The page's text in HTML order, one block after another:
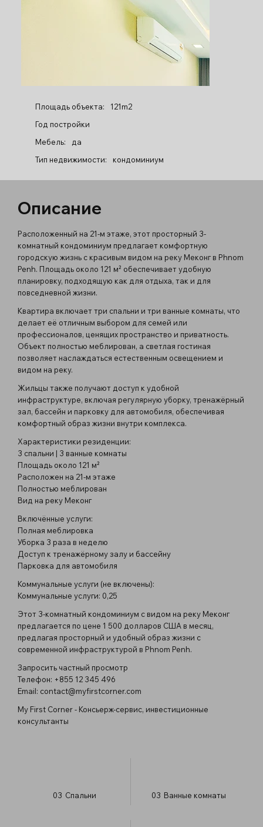
Площадь объекта:
121m2
Год постройки
Мебель:
да
Тип недвижимости:
кондоминиум
Описание
Расположенный на 21-м этаже, этот просторный 3-
комнатный кондоминиум предлагает комфортную
городскую жизнь с красивым видом на реку Меконг в Phnom
Penh. Площадь около 121 м² обеспечивает удобную
планировку, подходящую как для отдыха, так и для
повседневной жизни.
Квартира включает три спальни и три ванные комнаты, что
делает её отличным выбором для семей или
профессионалов, ценящих пространство и приватность.
Объект полностью меблирован, а светлая гостиная
позволяет наслаждаться естественным освещением и
видом на реку.
Жильцы также получают доступ к удобной
инфраструктуре, включая регулярную уборку, тренажёрный
зал, бассейн и парковку для автомобиля, обеспечивая
комфортный образ жизни внутри комплекса.
Характеристики резиденции:
3 спальни | 3 ванные комнаты
Площадь около 121 м²
Расположен на 21-м этаже
Полностью меблирован
Вид на реку Меконг
Включённые услуги:
Полная меблировка
Уборка 3 раза в неделю
Доступ к тренажёрному залу и бассейну
Парковка для автомобиля
Коммунальные услуги (не включены):
Коммунальные услуги: 0,25
Этот 3-комнатный кондоминиум с видом на реку Меконг
предлагается по цене 1 500 долларов США в месяц,
предлагая просторный и удобный образ жизни с
современной инфраструктурой в Phnom Penh.
Запросить частный просмотр
Телефон: +855 12 345 496
Email: contact@myfirstcorner.com
My First Corner - Консьерж-сервис, инвестиционные
консультанты
03 Спальни 03 Ванные комнаты